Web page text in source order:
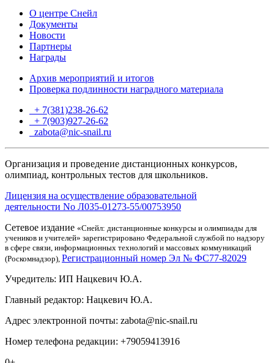
О центре Снейл
Документы
Новости
Партнеры
Награды
Архив мероприятий и итогов
Проверка подлинности наградного материала
+ 7(381)238-26-62
+ 7(903)927-26-62
zabota@nic-snail.ru
Организация и проведение дистанционных конкурсов,
олимпиад, контрольных тестов для школьников.
Лицензия на осуществление образовательной
деятельности No Л035-01273-55/00753950
Сетевое издание «Снейл: дистанционные конкурсы и олимпиады для
учеников и учителей» зарегистрировано Федеральной службой по надзору
в сфере связи, информационных технологий и массовых коммуникаций
(Роскомнадзор), Регистрационный номер Эл № ФС77-82029
Учредитель: ИП Нацкевич Ю.А.
Главный редактор: Нацкевич Ю.А.
Адрес электронной почты: zabota@nic-snail.ru
Номер телефона редакции: +79059413916